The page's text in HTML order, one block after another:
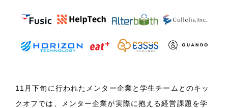
11月下旬に行われたメンター企業と学生チームとのキッ
クオフでは、メンター企業が実際に抱える経営課題を学